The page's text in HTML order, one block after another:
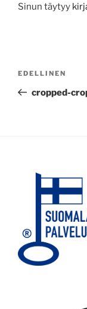
Sinun täytyy
Edellinen
artikkeli
EDELLINEN
cropped-